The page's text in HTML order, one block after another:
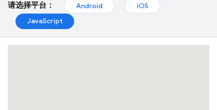
请选择平台： Android
iOS
JavaScript